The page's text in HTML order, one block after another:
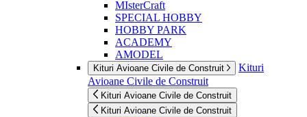
MIsterCraft
SPECIAL HOBBY
HOBBY PARK
ACADEMY
AMODEL
Kituri Avioane Civile de Construit
Kituri
Avioane Civile de Construit
Kituri Avioane Civile de Construit
Kituri Avioane Civile de Construit